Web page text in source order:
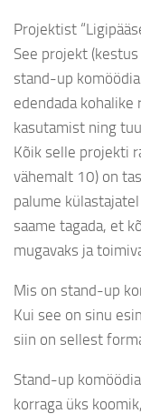
Projektist
See projekt
stand-up
edendada
kasutamist ning
Kõik selle projekti
vähemalt 10) on
palume
saame tagada, et
mugavaks ja
Mis on stand-up
Kui see on sinu
siin on sellest
Stand-up
korraga üks